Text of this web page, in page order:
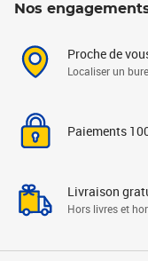
Nos
Proche de
Localiser un
Paiements
Livraison
Hors livres et